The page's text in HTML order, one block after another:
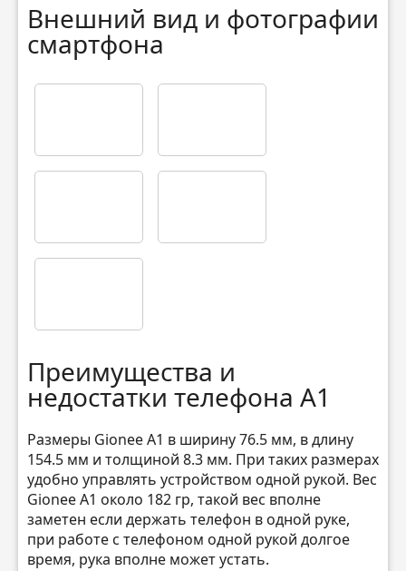
Внешний вид и фотографии
смартфона
Преимущества и
недостатки телефона A1
Размеры Gionee A1 в ширину 76.5 мм, в длину
154.5 мм и толщиной 8.3 мм. При таких размерах
удобно управлять устройством одной рукой. Вес
Gionee A1 около 182 гр, такой вес вполне
заметен если держать телефон в одной руке,
при работе с телефоном одной рукой долгое
время, рука вполне может устать.